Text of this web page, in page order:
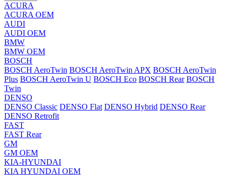
ACURA
ACURA OEM
AUDI
AUDI OEM
BMW
BMW OEM
BOSCH
BOSCH AeroTwin BOSCH AeroTwin APX BOSCH AeroTwin
Plus BOSCH AeroTwin U BOSCH Eco BOSCH Rear BOSCH
Twin
DENSO
DENSO Classic DENSO Flat DENSO Hybrid DENSO Rear
DENSO Retrofit
FAST
FAST Rear
GM
GM OEM
KIA-HYUNDAI
KIA HYUNDAI OEM